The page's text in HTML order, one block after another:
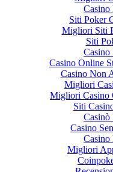
Casino
Siti Poker
Migliori Siti
Siti
Casino
Casino Online
Casino Non
Migliori
Migliori Casino
Siti
Casinò
Casino
Casino
Migliori